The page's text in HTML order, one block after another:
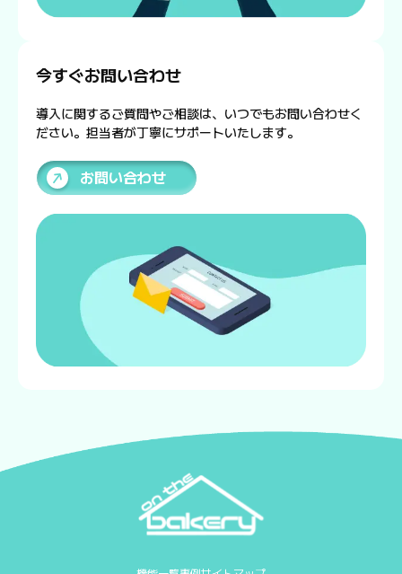
今すぐお問い合わせ
導入に関するご質問やご相談は、いつでもお問い合わせく
ださい。担当者が丁寧にサポートいたします。
お問い合わせ